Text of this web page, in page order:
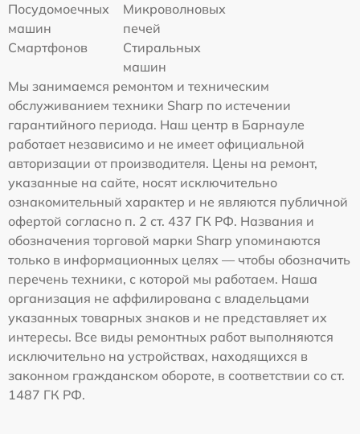
Посудомоечных
машин
Микроволновых
печей
Смартфонов
Стиральных
машин
Мы занимаемся ремонтом и техническим
обслуживанием техники Sharp по истечении
гарантийного периода. Наш центр в Барнауле
работает независимо и не имеет официальной
авторизации от производителя. Цены на ремонт,
указанные на сайте, носят исключительно
ознакомительный характер и не являются публичной
офертой согласно п. 2 ст. 437 ГК РФ. Названия и
обозначения торговой марки Sharp упоминаются
только в информационных целях — чтобы обозначить
перечень техники, с которой мы работаем. Наша
организация не аффилирована с владельцами
указанных товарных знаков и не представляет их
интересы. Все виды ремонтных работ выполняются
исключительно на устройствах, находящихся в
законном гражданском обороте, в соответствии со ст.
1487 ГК РФ.